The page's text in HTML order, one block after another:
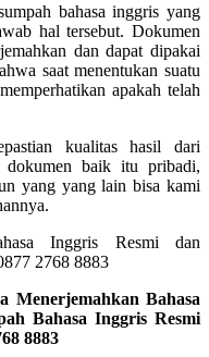
bahasa inggris yang
hal tersebut. Dokumen
dan dapat dipakai
saat menentukan suatu
apakah telah
kualitas hasil dari
dokumen baik itu pribadi,
yang yang lain bisa kami
Menerjemahkan Bahasa
Bahasa Inggris Resmi
8883